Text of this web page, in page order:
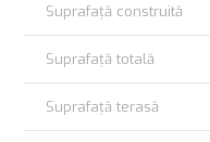
Suprafață construită
Suprafață totală
Suprafață terasă